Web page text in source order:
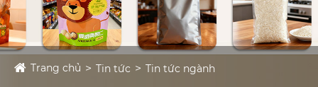
Trang chủ Tin tức Tin tức ngành